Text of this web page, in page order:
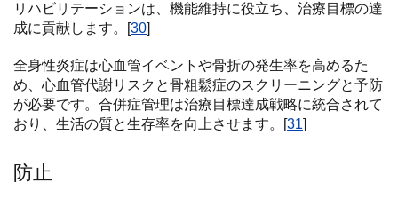
リハビリテーションは、機能維持に役立ち、治療目標の達
成に貢献します。[30]
全身性炎症は心血管イベントや骨折の発生率を高めるた
め、心血管代謝リスクと骨粗鬆症のスクリーニングと予防
が必要です。合併症管理は治療目標達成戦略に統合されて
おり、生活の質と生存率を向上させます。[31]
防止